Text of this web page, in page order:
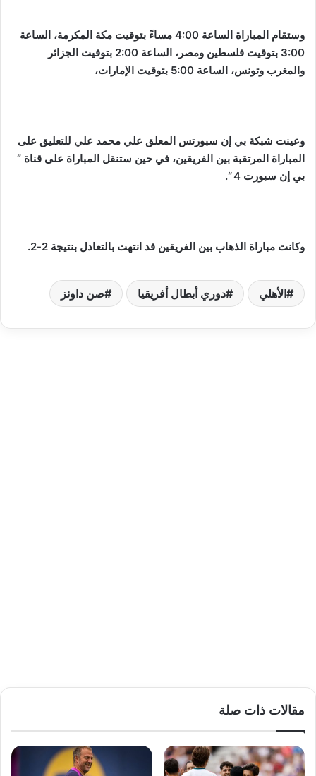
وستقام المباراة الساعة 4:00 مساءً بتوقيت مكة المكرمة، الساعة
3:00 بتوقيت فلسطين ومصر، الساعة 2:00 بتوقيت الجزائر
والمغرب وتونس، الساعة 5:00 بتوقيت الإمارات،
وعينت شبكة بي إن سبورتس المعلق علي محمد علي للتعليق على
المباراة المرتقبة بين الفريقين، في حين ستنقل المباراة على قناة ”
بي إن سبورت 4 “.
وكانت مباراة الذهاب بين الفريقين قد انتهت بالتعادل بنتيجة 2-2.
الأهلي دوري أبطال أفريقيا صن داونز
مقالات ذات صلة